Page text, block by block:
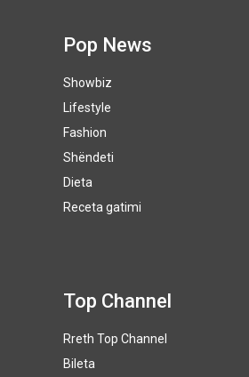
Pop News
Showbiz
Lifestyle
Fashion
Shëndeti
Dieta
Receta gatimi
Top Channel
Rreth Top Channel
Bileta